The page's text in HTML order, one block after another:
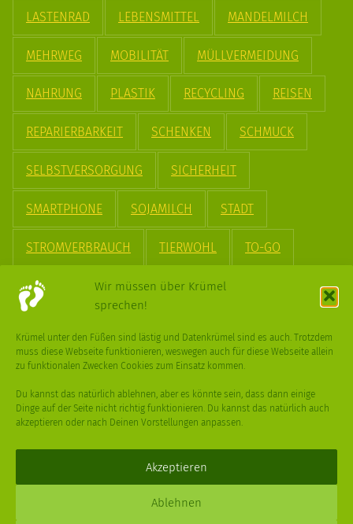
Wir müssen über Krümel
sprechen!
Krümel unter den Füßen sind lästig und Datenkrümel sind es auch. Trotzdem
muss diese Webseite funktionieren, weswegen auch für diese Webseite allein
zu funktionalen Zwecken Cookies zum Einsatz kommen.
Du kannst das natürlich ablehnen, aber es könnte sein, dass dann einige
Dinge auf der Seite nicht richtig funktionieren. Du kannst das natürlich auch
akzeptieren oder nach Deinen Vorstellungen anpassen.
Akzeptieren
Ablehnen
LASTENRAD LEBENSMITTEL MANDELMILCH
MEHRWEG MOBILITÄT MÜLLVERMEIDUNG
NAHRUNG PLASTIK RECYCLING REISEN
REPARIERBARKEIT SCHENKEN SCHMUCK
SELBSTVERSORGUNG SICHERHEIT
SMARTPHONE SOJAMILCH STADT
STROMVERBRAUCH TIERWOHL TO-GO
TREND UPCYCLING VEGAN
WEIHNACHTSBAUM WINTER
XPDT : Marken & Kommunikation